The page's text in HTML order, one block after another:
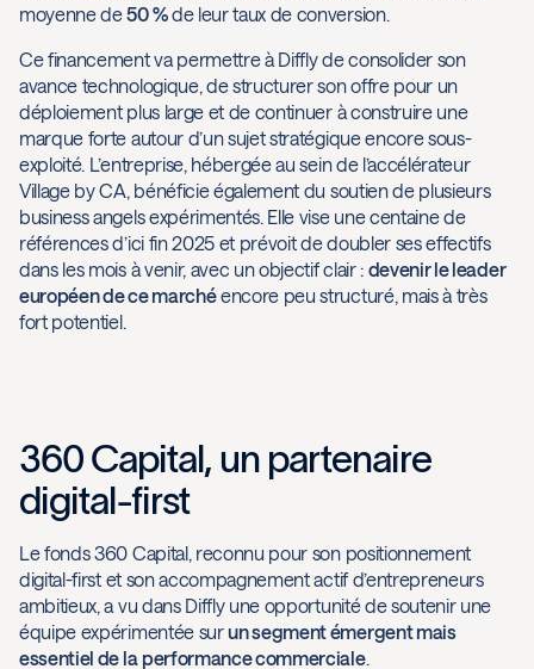
moyenne de50 %de leur taux de conversion.
Ce financement va permettre à Diffly de consolider son
avance technologique, de structurer son offre pour un
déploiement plus large et de continuer à construire une
marque forte autour d’un sujet stratégique encore sous-
exploité. L’entreprise, hébergée au sein de l’accélérateur
Village by CA, bénéficie également du soutien de plusieurs
business angels expérimentés. Elle vise une centaine de
références d’ici fin 2025 et prévoit de doubler ses effectifs
dans les mois à venir, avec un objectif clair : devenir le leader
européen de ce marchéencore peu structuré, mais à très
fort potentiel.
360 Capital, un partenaire
digital-first
Le fonds 360 Capital, reconnu pour son positionnement
digital-first et son accompagnement actif d’entrepreneurs
ambitieux, a vu dans Diffly une opportunité de soutenir une
équipe expérimentée surun segment émergent mais
essentiel de la performance commerciale.